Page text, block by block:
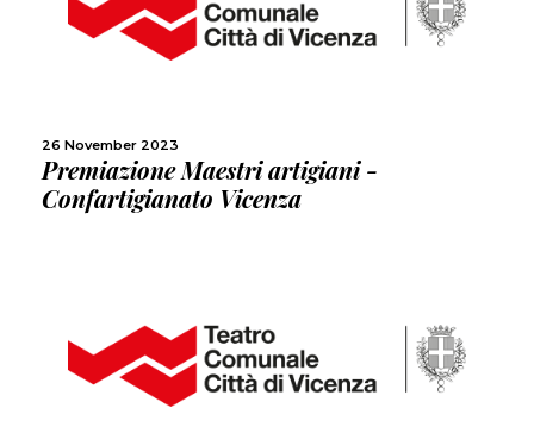
26 November 2023
Premiazione Maestri artigiani -
Confartigianato Vicenza
MORE
MORE